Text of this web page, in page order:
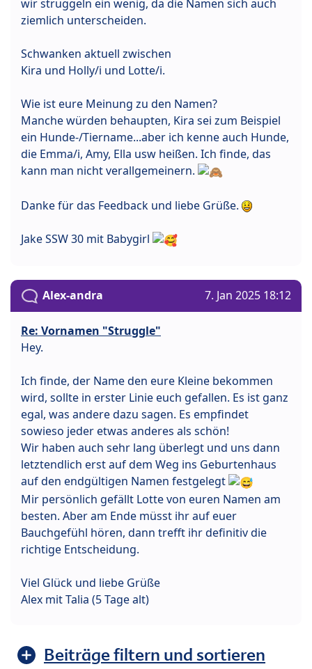
wir struggeln ein wenig, da die Namen sich auch
ziemlich unterscheiden.
Schwanken aktuell zwischen
Kira und Holly/i und Lotte/i.
Wie ist eure Meinung zu den Namen?
Manche würden behaupten, Kira sei zum Beispiel
ein Hunde-/Tiername...aber ich kenne auch Hunde,
die Emma/i, Amy, Ella usw heißen. Ich finde, das
kann man nicht verallgemeinern.
Danke für das Feedback und liebe Grüße.
Jake SSW 30 mit Babygirl
Alex-andra 7. Jan 2025 18:12
Re: Vornamen "Struggle"
Hey.
Ich finde, der Name den eure Kleine bekommen
wird, sollte in erster Linie euch gefallen. Es ist ganz
egal, was andere dazu sagen. Es empfindet
sowieso jeder etwas anderes als schön!
Wir haben auch sehr lang überlegt und uns dann
letztendlich erst auf dem Weg ins Geburtenhaus
auf den endgültigen Namen festgelegt
Mir persönlich gefällt Lotte von euren Namen am
besten. Aber am Ende müsst ihr auf euer
Bauchgefühl hören, dann trefft ihr definitiv die
richtige Entscheidung.
Viel Glück und liebe Grüße
Alex mit Talia (5 Tage alt)
Beiträge filtern und sortieren